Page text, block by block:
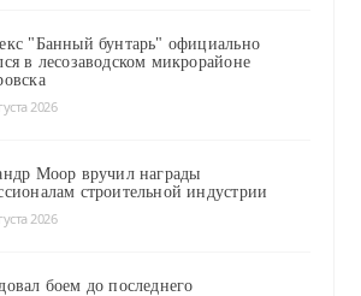
"Банный бунтарь" официально
в лесозаводском микрорайоне
2026
Моор вручил награды
строительной индустрии
2026
боем до последнего